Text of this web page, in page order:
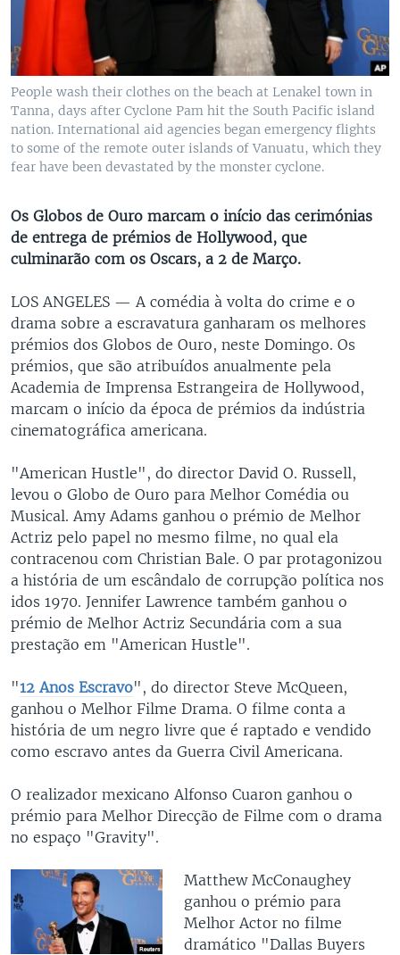
People wash their clothes on the beach at Lenakel town in
Tanna, days after Cyclone Pam hit the South Pacific island
nation. International aid agencies began emergency flights
to some of the remote outer islands of Vanuatu, which they
fear have been devastated by the monster cyclone.
Os Globos de Ouro marcam o início das cerimónias
de entrega de prémios de Hollywood, que
culminarão com os Oscars, a 2 de Março.
LOS ANGELES — A comédia à volta do crime e o
drama sobre a escravatura ganharam os melhores
prémios dos Globos de Ouro, neste Domingo. Os
prémios, que são atribuídos anualmente pela
Academia de Imprensa Estrangeira de Hollywood,
marcam o início da época de prémios da indústria
cinematográfica americana.
"American Hustle", do director David O. Russell,
levou o Globo de Ouro para Melhor Comédia ou
Musical. Amy Adams ganhou o prémio de Melhor
Actriz pelo papel no mesmo filme, no qual ela
contracenou com Christian Bale. O par protagonizou
a história de um escândalo de corrupção política nos
idos 1970. Jennifer Lawrence também ganhou o
prémio de Melhor Actriz Secundária com a sua
prestação em "American Hustle".
"12 Anos Escravo", do director Steve McQueen,
ganhou o Melhor Filme Drama. O filme conta a
história de um negro livre que é raptado e vendido
como escravo antes da Guerra Civil Americana.
O realizador mexicano Alfonso Cuaron ganhou o
prémio para Melhor Direcção de Filme com o drama
no espaço "Gravity".
Matthew McConaughey
ganhou o prémio para
Melhor Actor no filme
dramático "Dallas Buyers